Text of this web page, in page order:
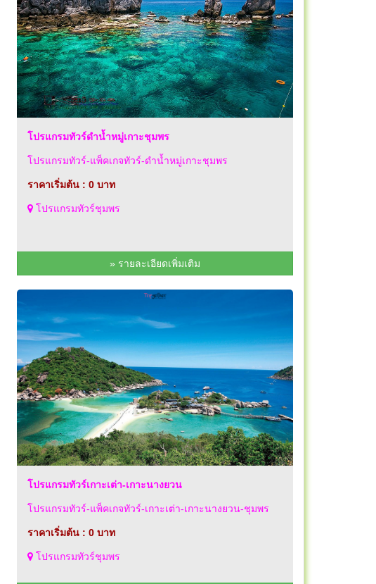
โปรแกรมทัวร์ดำน้ำหมู่เกาะชุมพร
โปรแกรมทัวร์-แพ็คเกจทัวร์-ดำน้ำหมู่เกาะชุมพร
ราคาเริ่มต้น : 0 บาท
โปรแกรมทัวร์ชุมพร
» รายละเอียดเพิ่มเติม
โปรแกรมทัวร์เกาะเต่า-เกาะนางยวน
โปรแกรมทัวร์-แพ็คเกจทัวร์-เกาะเต่า-เกาะนางยวน-ชุมพร
ราคาเริ่มต้น : 0 บาท
โปรแกรมทัวร์ชุมพร